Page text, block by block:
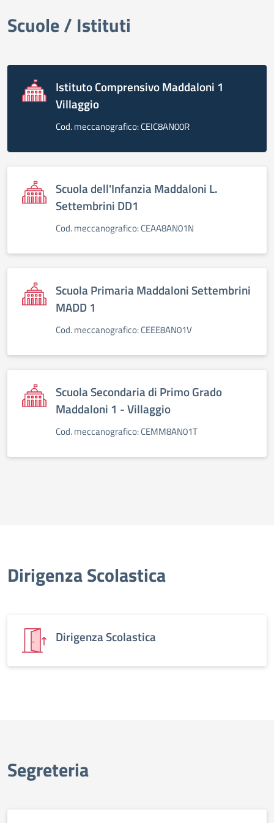
elenco degli organi
Scuole / Istituti
Istituto Comprensivo Maddaloni 1
Villaggio
Cod. meccanografico: CEIC8AN00R
Scuola dell'Infanzia Maddaloni L.
Settembrini DD1
Cod. meccanografico: CEAA8AN01N
Scuola Primaria Maddaloni Settembrini
MADD 1
Cod. meccanografico: CEEE8AN01V
Scuola Secondaria di Primo Grado
Maddaloni 1 - Villaggio
Cod. meccanografico: CEMM8AN01T
Dirigenza Scolastica
Dirigenza Scolastica
Segreteria